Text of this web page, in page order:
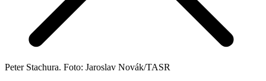
Peter Stachura. Foto: Jaroslav Novák/TASR